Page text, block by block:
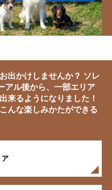
出かけしませんか？ ソレ
アル後から、一部エリア
来るようになりました！
んな楽しみかたができる
ア